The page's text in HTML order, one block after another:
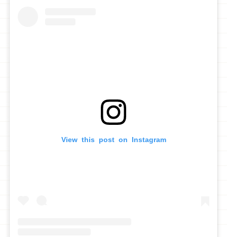
View this post on Instagram